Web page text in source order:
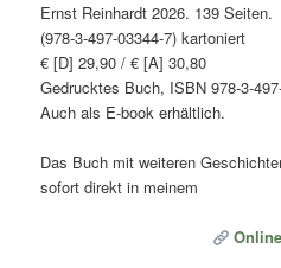
Ernst Reinhardt 2026. 139 Seiten.
(978-3-497-03344-7) kartoniert
€ [D] 29,90 / € [A] 30,80
Gedrucktes Buch, ISBN 978-3-
Auch als E-book erhältlich.
Das Buch mit weiteren
sofort direkt in meinem